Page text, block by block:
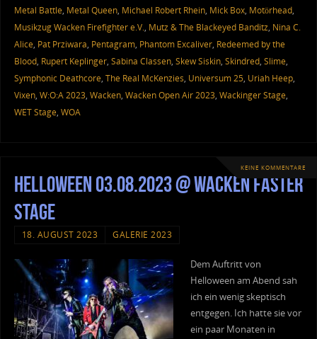
Metal Battle, Metal Queen, Michael Robert Rhein, Mick Box, Motörhead,
Musikzug Wacken Firefighter e.V., Mutz & The Blackeyed Banditz, Nina C.
Alice, Pat Prziwara, Pentagram, Phantom Excaliver, Redeemed by the
Blood, Rupert Keplinger, Sabina Classen, Skew Siskin, Skindred, Slime,
Symphonic Deathcore, The Real McKenzies, Universum 25, Uriah Heep,
Vixen, W:O:A 2023, Wacken, Wacken Open Air 2023, Wackinger Stage,
WET Stage, WOA
KEINE KOMMENTARE
Helloween 03.08.2023 @ Wacken Faster
Stage
18. AUGUST 2023 GALERIE 2023
Dem Auftritt von
Helloween am Abend sah
ich ein wenig skeptisch
entgegen. Ich hatte sie vor
ein paar Monaten in